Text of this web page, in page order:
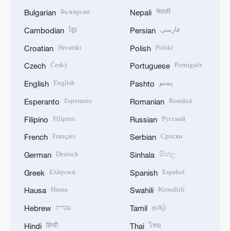
Bulgarian Български
Cambodian ខ្មែរ
Croatian Hrvatski
Czech Český
English English
Esperanto Esperanto
Filipino Filipino
French Français
German Deutsch
Greek Ελληνικά
Hausa Hausa
Hebrew עברית
Hindi हिन्दी
Nepali नेपाली
Persian فارسی
Polish Polski
Portuguese Português
Pashto پښتو
Romanian Română
Russian Русский
Serbian Српски
Sinhala සිංහල
Spanish Español
Swahili Kiswahili
Tamil தமிழ்
Thai ไทย